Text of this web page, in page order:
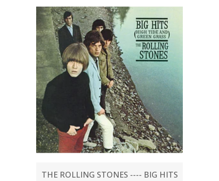
THE ROLLING STONES ---- BIG HITS